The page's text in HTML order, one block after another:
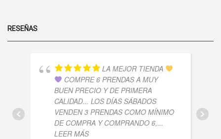
RESEÑAS
LA MEJOR TIENDA
COMPRE 6 PRENDAS A MUY
BUEN PRECIO Y DE PRIMERA
CALIDAD... LOS DÍAS SÁBADOS
VENDEN 3 PRENDAS COMO MÍNIMO
DE COMPRA Y COMPRANDO 6,...
LEER MÁS